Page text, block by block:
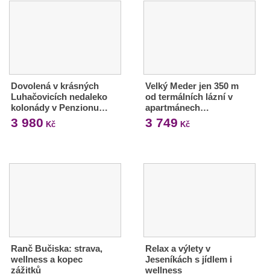
Dovolená v krásných
Luhačovicích nedaleko
kolonády v Penzionu…
3 980 Kč
Velký Meder jen 350 m
od termálních lázní v
apartmánech…
3 749 Kč
Ranč Bučiska: strava,
wellness a kopec
zážitků
Relax a výlety v
Jeseníkách s jídlem i
wellness